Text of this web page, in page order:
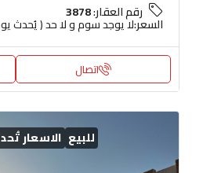
رقم العقار:3878
السعر:لا يوجد سوم و لا حد ( يُحدث
اتصال
للبيع الاسعار